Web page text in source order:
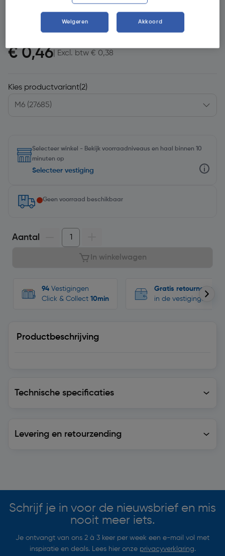
€ 0,46 | Excl. btw € 0,38
Kies productvariant(2)
Selecteer winkel - Bekijk voorraadniveaus en haal binnen 10
minuten op
Selecteer vestiging
Geen voorraad beschikbaar
Aantal
In winkelwagen
94 Vestigingen
Click & Collect 10min
Gratis retourneren
in de vestigingen
Productbeschrijving
Technische specificaties
Levering en retourzending
Schrijf je in voor de nieuwsbrief en mis
nooit meer iets.
Je ontvangt van ons 2 à 3 keer per week een e-mail vol met
inspiratie en deals. Lees hier onze privacyverklaring.
Weigeren Akkoord